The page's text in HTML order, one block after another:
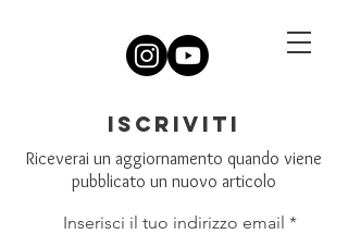
iscriviti
Riceverai un aggiornamento quando viene
pubblicato un nuovo articolo
Inserisci il tuo indirizzo email